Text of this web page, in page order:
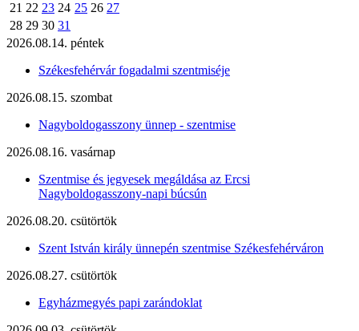
21 22 23 24 25 26 27
28 29 30 31
2026.08.14. péntek
Székesfehérvár fogadalmi szentmiséje
2026.08.15. szombat
Nagyboldogasszony ünnep - szentmise
2026.08.16. vasárnap
Szentmise és jegyesek megáldása az Ercsi
Nagyboldogasszony-napi búcsún
2026.08.20. csütörtök
Szent István király ünnepén szentmise Székesfehérváron
2026.08.27. csütörtök
Egyházmegyés papi zarándoklat